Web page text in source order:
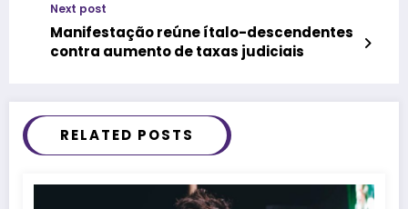
Next post
Manifestação reúne ítalo-descendentes
contra aumento de taxas judiciais
RELATED POSTS